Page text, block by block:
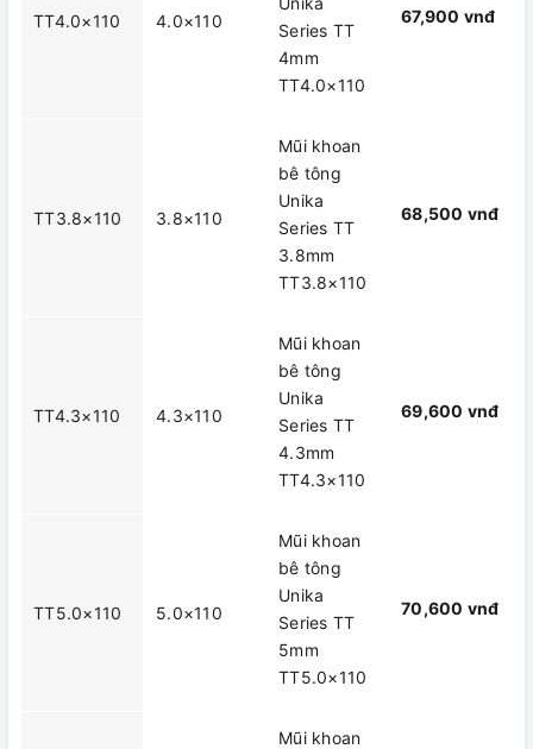
TT4.0×110 4.0×110
Series TT
4mm
TT4.0×110
67,900 vnđ
TT3.8×110 3.8×110
Mũi khoan
bê tông
Unika
Series TT
3.8mm
TT3.8×110
68,500 vnđ
TT4.3×110 4.3×110
Mũi khoan
bê tông
Unika
Series TT
4.3mm
TT4.3×110
69,600 vnđ
TT5.0×110 5.0×110
Mũi khoan
bê tông
Unika
Series TT
5mm
TT5.0×110
70,600 vnđ
Mũi khoan